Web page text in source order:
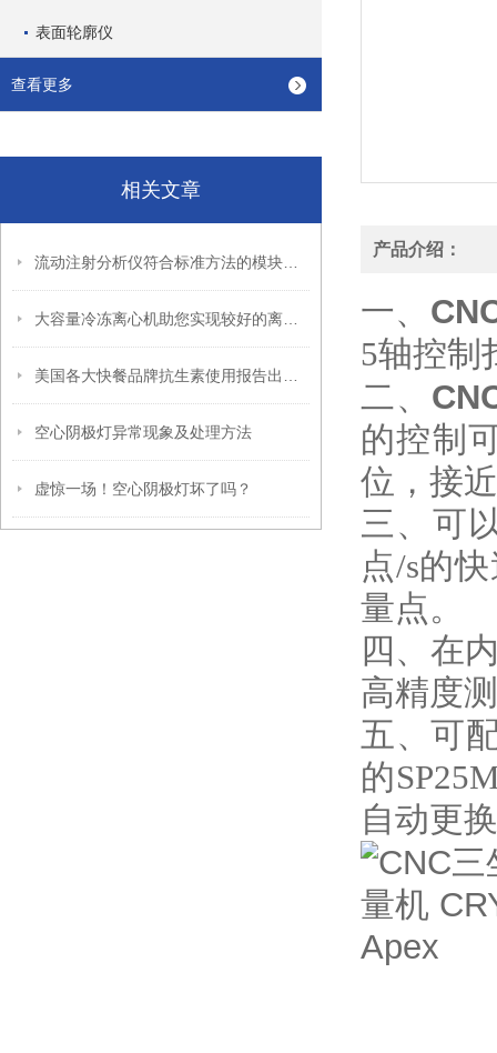
表面轮廓仪
查看更多
相关文章
空心阴极灯异常现象及处理方法
虚惊一场！空心阴极灯坏了吗？
产品介绍：
一、
5轴控制
二、
的控制
位，接
三、可
点/s的
量点。
四、在
高精度
五、 可
的
自动更